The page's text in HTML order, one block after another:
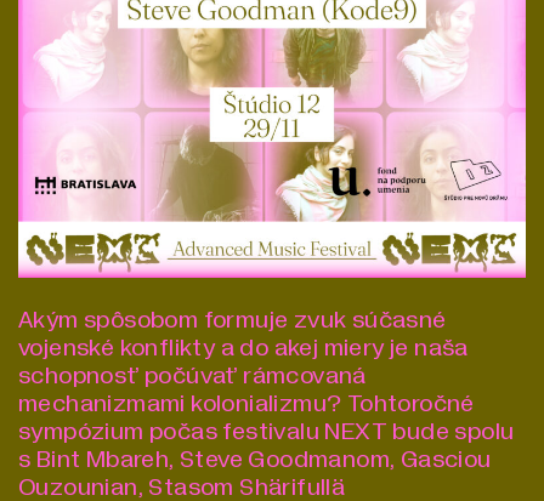
SAT 29 10:00
CET
Štúdio 12
Format:Symposium
Steve Goodman (Kode9), Gascia Ouzounian,
Stas Shärifullá (HMOT),Bint Mbareh.Ján
Solčáni (kurátor a moderátor)
Akým spôsobom formuje zvuk súčasné
vojenské konflikty a do akej miery je naša
schopnosť počúvať rámcovaná
mechanizmami kolonializmu? Tohtoročné
sympózium počas festivalu NEXT bude spolu
s Bint Mbareh, Steve Goodmanom, Gasciou
Ouzounian, Stasom Shärifullä